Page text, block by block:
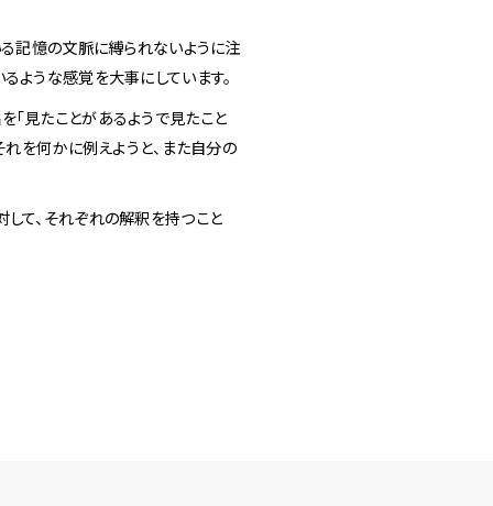
る記憶の文脈に縛られないように注
ような感覚を大事にしています。
「見たことがあるようで見たこと
れを何かに例えようと、また自分の
て、それぞれの解釈を持つこと